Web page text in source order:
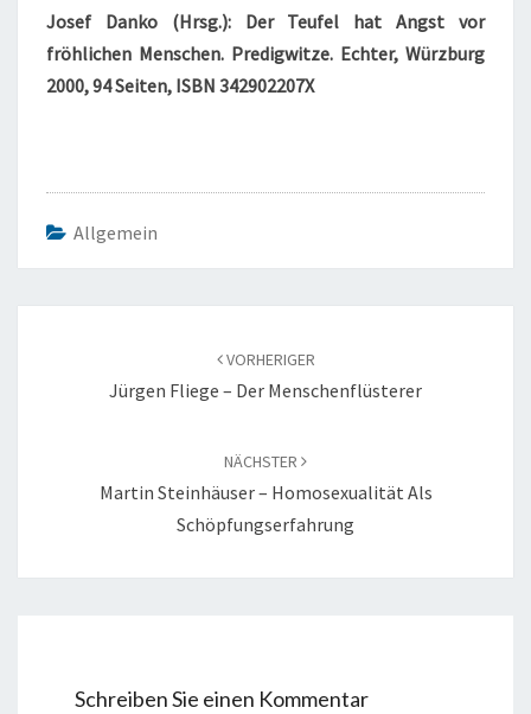
Josef Danko (Hrsg.): Der Teufel hat Angst vor
fröhlichen Menschen. Predigwitze. Echter, Würzburg
2000, 94 Seiten, ISBN 342902207X
Allgemein
VORHERIGER
Jürgen Fliege – Der Menschenflüsterer
NÄCHSTER
Martin Steinhäuser – Homosexualität Als
Schöpfungserfahrung
Schreiben Sie einen Kommentar